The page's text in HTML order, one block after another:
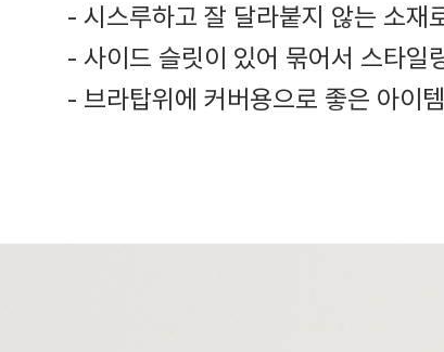
- 시스루하고 잘 달라붙지 않는 소재
- 사이드 슬릿이 있어 묶어서 스타일
- 브라탑위에 커버용으로 좋은 아이템